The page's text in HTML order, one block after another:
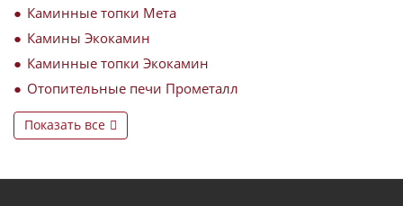
Каминные топки Мета
Камины Экокамин
Каминные топки Экокамин
Отопительные печи Прометалл
Показать все